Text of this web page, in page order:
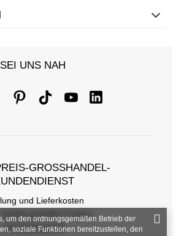
SEI UNS NAH
GROSSHANDEL-K
und Lieferkosten
gestellte Fragen
Rückgabepolitik
um den ordnungsgemäßen Betrieb der
soziale Funktionen bereitzustellen, den